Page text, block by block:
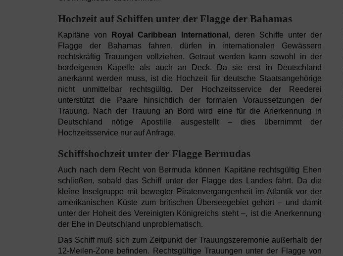
Hochzeit auf Schiffen unter der Flagge der Bahamas
Kapitäne von Royal Caribbean International , deren Schiffe unter der
Flagge der Bahamas fahren, dürfen in internationalen Gewässern
rechtskräftig Trauungen vollziehen. Getraut werden kann sowohl in der
bordeigenen Kapelle als auch an Deck. Da sie erst in Deutschland
anerkannt werden muss, ist die Hochzeit für deutsche Staatsangehörige
nicht unmittelbar rechtsgültig. Der Hochzeitsservice der Reederei
unterstützt die Paare hinsichtlich der formalen Voraussetzungen der
Trauung. Nach der Trauung an Bord wird eine für die Anerkennung in
Deutschland nötige Apostille ausgestellt – dies übernimmt der
Hochzeitsservice nur auf Anfrage.
Schiffshochzeit unter der Flagge Bermudas
Auch nach dem Recht von Bermuda können Kapitäne rechtsgültig Ehen
schließen, sobald das Schiff unter der Flagge des Landes fährt. Da die
kleine Inselgruppe mit bewegter Piratenvergangenheit im Atlantik vor der
amerikanischen Küste zum britischen Überseegebiet gehört – und damit
unter der Hoheit des Vereinigten Königreichs steht –, ist die Anerkennung
der Ehe in Deutschland unproblematisch.
Das Schiff muß sich zum Zeitpunkt der Trauungszeremonie außerhalb der
12-Meilen-Zone befinden. Rechtsgültige Trauungen unter der Flagge von